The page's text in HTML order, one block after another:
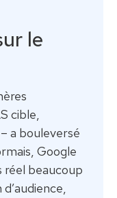
le
cible,
a bouleversé
Google
réel beaucoup